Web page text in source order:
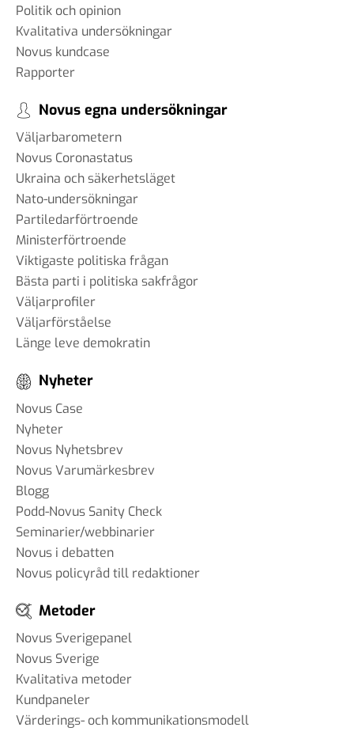
Politik och opinion
Kvalitativa undersökningar
Novus kundcase
Rapporter
Novus egna undersökningar
Väljarbarometern
Novus Coronastatus
Ukraina och säkerhetsläget
Nato-undersökningar
Partiledarförtroende
Ministerförtroende
Viktigaste politiska frågan
Bästa parti i politiska sakfrågor
Väljarprofiler
Väljarförståelse
Länge leve demokratin
Nyheter
Novus Case
Nyheter
Novus Nyhetsbrev
Novus Varumärkesbrev
Blogg
Podd-Novus Sanity Check
Seminarier/webbinarier
Novus i debatten
Novus policyråd till redaktioner
Metoder
Novus Sverigepanel
Novus Sverige
Kvalitativa metoder
Kundpaneler
Värderings- och kommunikationsmodell